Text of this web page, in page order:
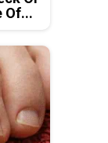
Of...